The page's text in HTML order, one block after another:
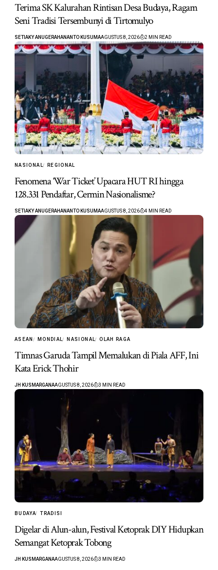
Terima SK Kalurahan Rintisan Desa Budaya, Ragam
Seni Tradisi Tersembunyi di Tirtomulyo
SETIAKY ANUGERAHANANTO KUSUMAAGUSTUS 8, 2026 2 MIN READ
NASIONAL REGIONAL
Fenomena ‘War Ticket’ Upacara HUT RI hingga
128.331 Pendaftar, Cermin Nasionalisme?
SETIAKY ANUGERAHANANTO KUSUMAAGUSTUS 8, 2026 4 MIN READ
ASEAN MONDIAL NASIONAL OLAH RAGA
Timnas Garuda Tampil Memalukan di Piala AFF, Ini
Kata Erick Thohir
JH KUSMARGANAAGUSTUS 8, 2026 3 MIN READ
BUDAYA TRADISI
Digelar di Alun-alun, Festival Ketoprak DIY Hidupkan
Semangat Ketoprak Tobong
JH KUSMARGANAAGUSTUS 8, 2026 3 MIN READ